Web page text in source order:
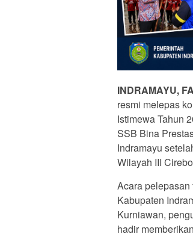
INDRAMAYU,
resmi melepas
Istimewa Tahun
SSB Bina
Indramayu
Wilayah III
Acara
Kabupaten
Kurniawan,
hadir